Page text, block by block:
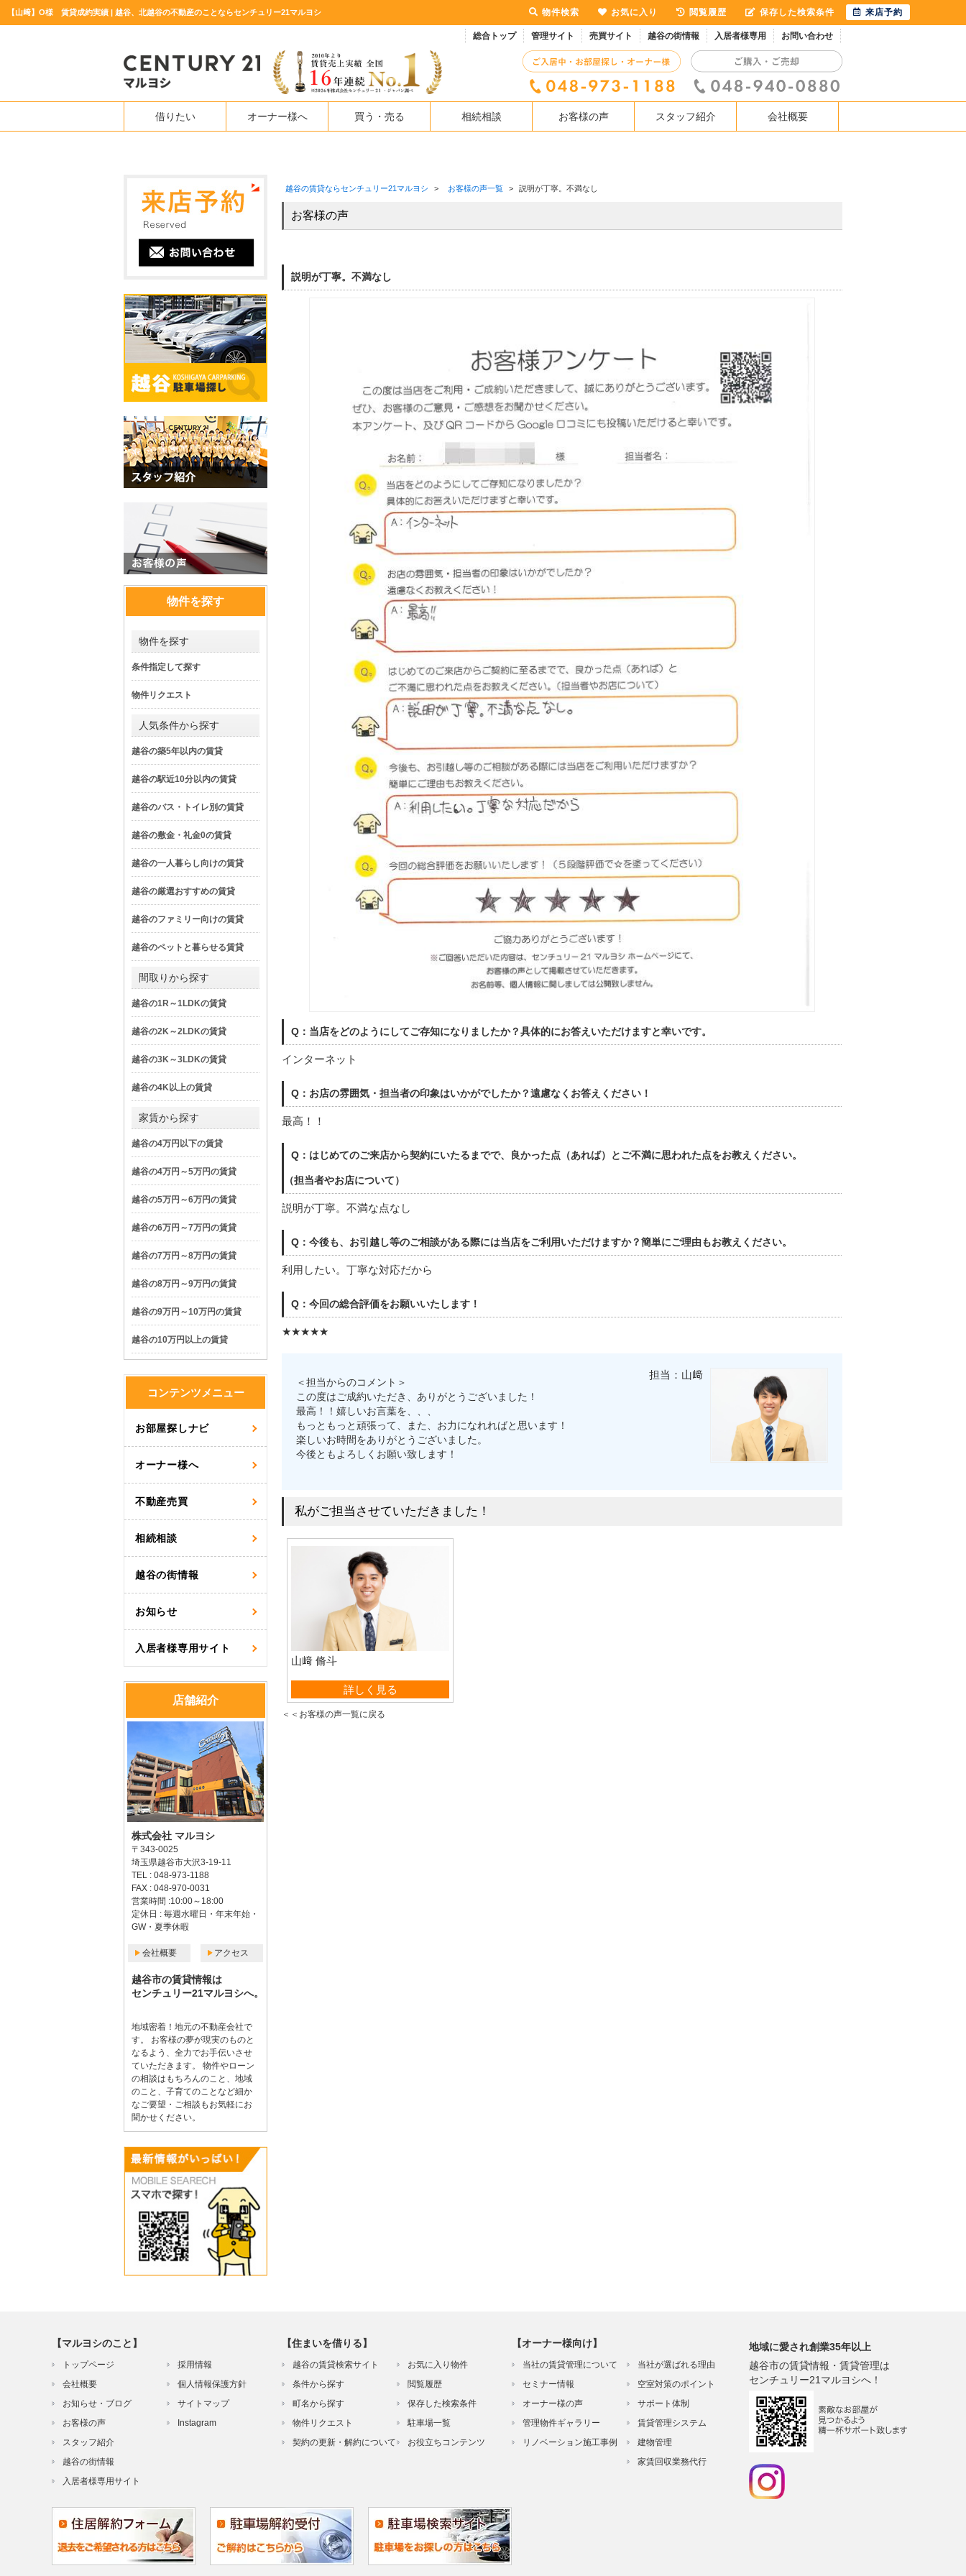
【山﨑】O様 賃貸成約実績 | 越谷、北越谷の不動産のことならセンチュリー21マルヨシ
総合トップ 管理サイト 売買サイト 越谷の街情報 入居者様専用 お問い合わせ
借りたい オーナー様へ 買う・売る 相続相談 お客様の声 スタッフ紹介 会社概要
越谷の賃貸ならセンチュリー21マルヨシ > お客様の声一覧 > 説明が丁寧。不満なし
お客様の声
説明が丁寧。不満なし
Q：当店をどのようにしてご存知になりましたか？具体的にお答えいただけますと幸いです。
インターネット
Q：お店の雰囲気・担当者の印象はいかがでしたか？遠慮なくお答えください！
最高！！
Q：はじめてのご来店から契約にいたるまでで、良かった点（あれば）とご不満に思われた点をお教えください。
（担当者やお店について）
説明が丁寧。不満な点なし
Q：今後も、お引越し等のご相談がある際には当店をご利用いただけますか？簡単にご理由もお教えください。
利用したい。丁寧な対応だから
Q：今回の総合評価をお願いいたします！
★★★★★
＜担当からのコメント＞
この度はご成約いただき、ありがとうございました！
最高！！嬉しいお言葉を、、、
もっともっと頑張って、また、お力になれればと思います！
楽しいお時間をありがとうございました。
今後ともよろしくお願い致します！
担当：山﨑
私がご担当させていただきました！
山﨑 脩斗
資産管理部詳しく見る
＜＜お客様の声一覧に戻る
物件を探す
物件を探す
条件指定して探す
物件リクエスト
人気条件から探す
越谷の築5年以内の賃貸
越谷の駅近10分以内の賃貸
越谷のバス・トイレ別の賃貸
越谷の敷金・礼金0の賃貸
越谷の一人暮らし向けの賃貸
越谷の厳選おすすめの賃貸
越谷のファミリー向けの賃貸
越谷のペットと暮らせる賃貸
間取りから探す
越谷の1R～1LDKの賃貸
越谷の2K～2LDKの賃貸
越谷の3K～3LDKの賃貸
越谷の4K以上の賃貸
家賃から探す
越谷の4万円以下の賃貸
越谷の4万円～5万円の賃貸
越谷の5万円～6万円の賃貸
越谷の6万円～7万円の賃貸
越谷の7万円～8万円の賃貸
越谷の8万円～9万円の賃貸
越谷の9万円～10万円の賃貸
越谷の10万円以上の賃貸
コンテンツメニュー
お部屋探しナビ
オーナー様へ
不動産売買
相続相談
越谷の街情報
お知らせ
入居者様専用サイト
店舗紹介
株式会社 マルヨシ
〒343-0025
埼玉県越谷市大沢3-19-11
TEL : 048-973-1188
FAX : 048-970-0031
営業時間 :10:00～18:00
定休日 : 毎週水曜日・年末年始・
GW・夏季休暇
会社概要 アクセス
越谷市の賃貸情報は
センチュリー21マルヨシへ。
地域密着！地元の不動産会社で
す。 お客様の夢が現実のものと
なるよう、全力でお手伝いさせ
ていただきます。 物件やローン
の相談はもちろんのこと、地域
のこと、子育てのことなど細か
なご要望・ご相談もお気軽にお
聞かせください。
【マルヨシのこと】
トップページ
会社概要
お知らせ・ブログ
お客様の声
スタッフ紹介
越谷の街情報
入居者様専用サイト
採用情報
個人情報保護方針
サイトマップ
Instagram
【住まいを借りる】
越谷の賃貸検索サイト
条件から探す
町名から探す
物件リクエスト
契約の更新・解約について
お気に入り物件
閲覧履歴
保存した検索条件
駐車場一覧
お役立ちコンテンツ
【オーナー様向け】
当社の賃貸管理について
セミナー情報
オーナー様の声
管理物件ギャラリー
リノベーション施工事例
当社が選ばれる理由
空室対策のポイント
サポート体制
賃貸管理システム
建物管理
家賃回収業務代行
地域に愛され創業35年以上
越谷市の賃貸情報・賃貸管理は
センチュリー21マルヨシへ！
物件検索 お気に入り 閲覧履歴 保存した検索条件 来店予約